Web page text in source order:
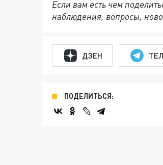
Если вам есть чем
наблюдения, вопросы,
ДЗЕН
ПОДЕЛИТЬСЯ: